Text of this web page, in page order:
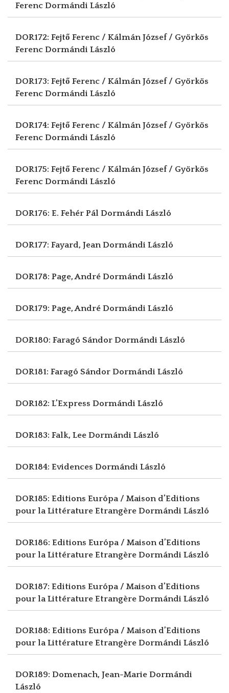
Ferenc Dormándi László
DOR172: Fejtő Ferenc / Kálmán József / Györkös
Ferenc Dormándi László
DOR173: Fejtő Ferenc / Kálmán József / Györkös
Ferenc Dormándi László
DOR174: Fejtő Ferenc / Kálmán József / Györkös
Ferenc Dormándi László
DOR175: Fejtő Ferenc / Kálmán József / Györkös
Ferenc Dormándi László
DOR176: E. Fehér Pál Dormándi László
DOR177: Fayard, JeanDormándi László
DOR178: Page, André Dormándi László
DOR179: Page, André Dormándi László
DOR180: Faragó Sándor Dormándi László
DOR181: Faragó Sándor Dormándi László
DOR182: L’Express Dormándi László
DOR183: Falk, Lee Dormándi László
DOR184: Evidences Dormándi László
DOR185: Editions Európa / Maison d’Editions
pour la Littérature Etrangère Dormándi László
DOR186: Editions Európa / Maison d’Editions
pour la Littérature Etrangère Dormándi László
DOR187: Editions Európa / Maison d’Editions
pour la Littérature Etrangère Dormándi László
DOR188: Editions Európa / Maison d’Editions
pour la Littérature Etrangère Dormándi László
DOR189: Domenach, Jean-Marie Dormándi
László